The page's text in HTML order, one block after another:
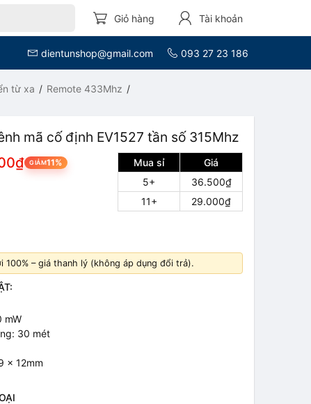
Giỏ hàng Tài khoản
dientunshop@gmail.com 093 27 23 186
từ xa
Remote 433Mhz
mã cố định EV1527 tần số 315Mhz
GIẢM11% Mua sỉ
Giá
5+
36.500₫
11+
29.000₫
100% – giá thanh lý (không áp dụng đổi trả).
mW
30 mét
x 12mm